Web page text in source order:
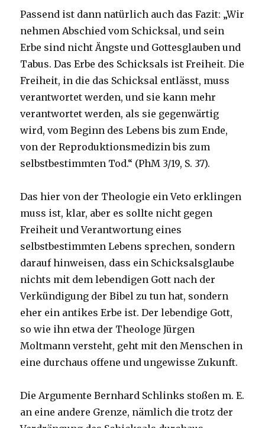
Passend ist dann natürlich auch das Fazit: „Wir
nehmen Abschied vom Schicksal, und sein
Erbe sind nicht Ängste und Gottesglauben und
Tabus. Das Erbe des Schicksals ist Freiheit. Die
Freiheit, in die das Schicksal entlässt, muss
verantwortet werden, und sie kann mehr
verantwortet werden, als sie gegenwärtig
wird, vom Beginn des Lebens bis zum Ende,
von der Reproduktionsmedizin bis zum
selbstbestimmten Tod.“ (PhM 3/19, S. 37).
Das hier von der Theologie ein Veto erklingen
muss ist, klar, aber es sollte nicht gegen
Freiheit und Verantwortung eines
selbstbestimmten Lebens sprechen, sondern
darauf hinweisen, dass ein Schicksalsglaube
nichts mit dem lebendigen Gott nach der
Verkündigung der Bibel zu tun hat, sondern
eher ein antikes Erbe ist. Der lebendige Gott,
so wie ihn etwa der Theologe Jürgen
Moltmann versteht, geht mit den Menschen in
eine durchaus offene und ungewisse Zukunft.
Die Argumente Bernhard Schlinks stoßen m. E.
an eine andere Grenze, nämlich die trotz der